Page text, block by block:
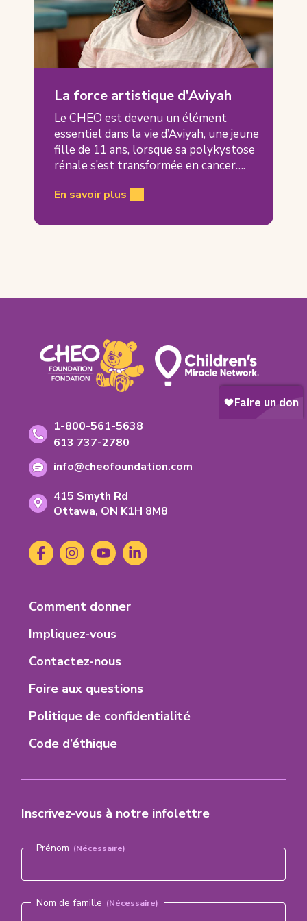
La force artistique d’Aviyah
Le CHEO est devenu un élément
essentiel dans la vie d’Aviyah, une jeune
fille de 11 ans, lorsque sa polykystose
rénale s’est transformée en cancer….
En savoir plus
Coordonnées
Numéro
sans
1-800-561-5638
Numéro
telephone:
613 737-2780
Adresse
info@cheofoundation.com
Address
415 Smyth Rd
Ottawa, ONOntario
K1H 8M8
1-
H-
8
Social
Media
Facebook
(s'ouvre
dans
nouvel
onglet)
Instagram
(s'ouvre
dans
nouvel
onglet)
YouTube
(s'ouvre
dans
nouvel
onglet)
LinkedIn
(s'ouvre
dans
onglet)
Footer
Menu
Comment donner
Impliquez-vous
Contactez-nous
Foire aux questions
Politique de confidentialité
Code d’éthique
Inscrivez-vous à notre infolettre
Prénom
Nom de famille